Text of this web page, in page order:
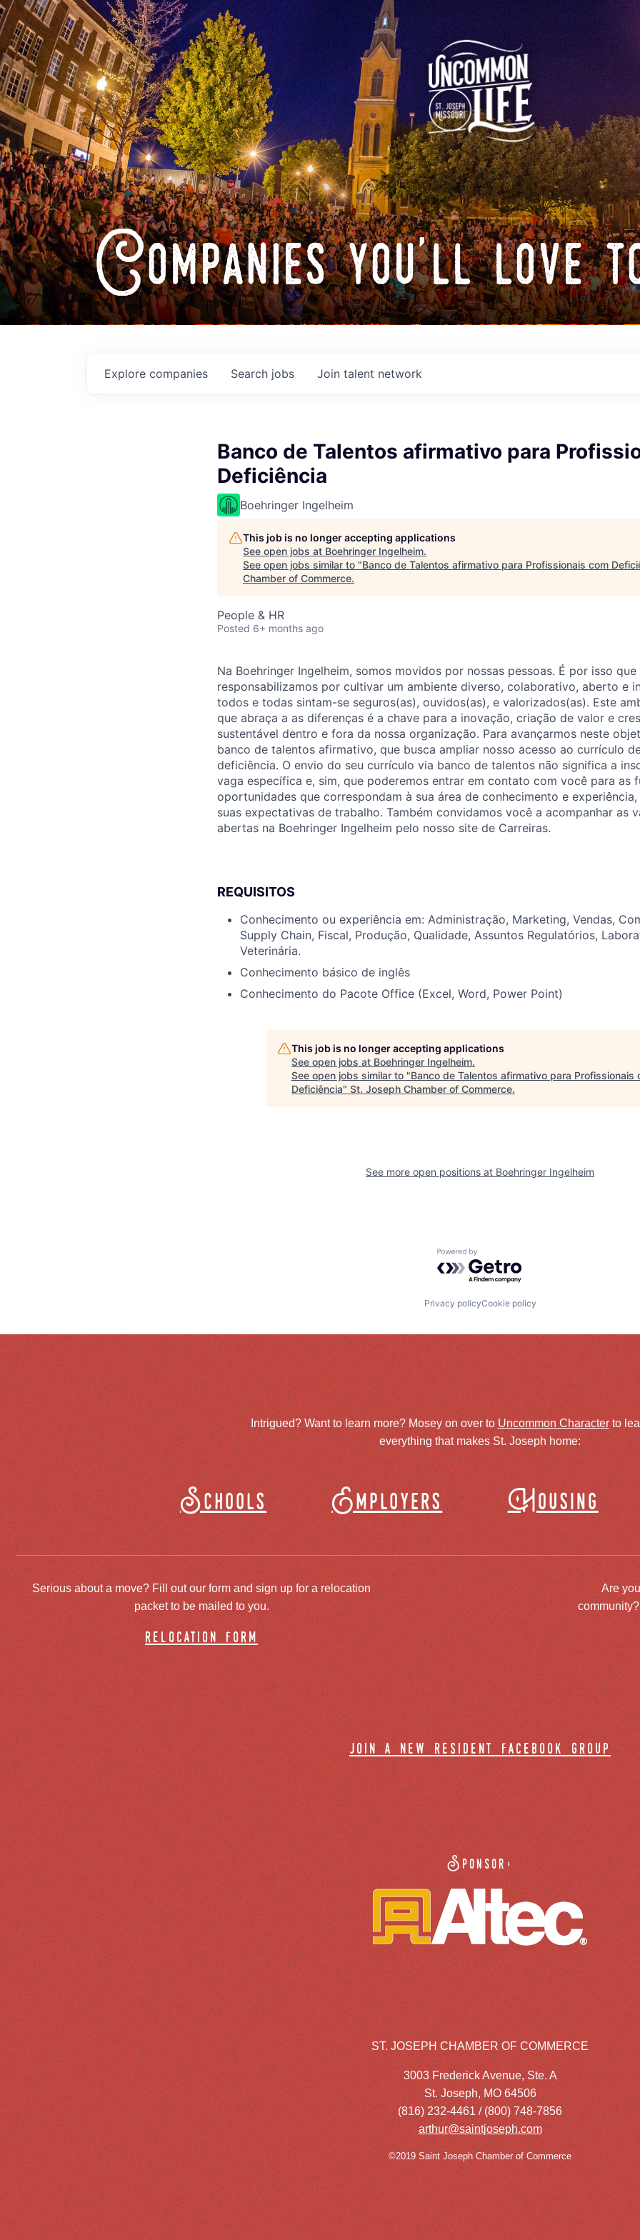
Companies you'll love
Search jobs
Explore companies Join talent network
Banco de Talentos afirmativo para
Deficiência
Boehringer Ingelheim
This job is no longer accepting applications
See open jobs at Boehringer Ingelheim.
See open jobs similar to "Banco de Talentos afirmativo para Profissionais com
Chamber of Commerce.
People & HR
Posted 6+ months ago
Na Boehringer Ingelheim, somos movidos por nossas pessoas. É por isso que
responsabilizamos por cultivar um ambiente diverso, colaborativo, aberto e
todos e todas sintam-se seguros(as), ouvidos(as), e valorizados(as). Este
que abraça a as diferenças é a chave para a inovação, criação de valor e
sustentável dentro e fora da nossa organização. Para avançarmos neste
banco de talentos afirmativo, que busca ampliar nosso acesso ao currículo
deficiência. O envio do seu currículo via banco de talentos não significa a
vaga específica e, sim, que poderemos entrar em contato com você para as
oportunidades que correspondam à sua área de conhecimento e
suas expectativas de trabalho. Também convidamos você a acompanhar as
abertas na Boehringer Ingelheim pelo nosso site de Carreiras.
REQUISITOS
Conhecimento ou experiência em: Administração, Marketing, Vendas,
Supply Chain, Fiscal, Produção, Qualidade, Assuntos Regulatórios,
Veterinária.
Conhecimento básico de inglês
Conhecimento do Pacote Office (Excel, Word, Power Point)
This job is no longer accepting applications
See open jobs at Boehringer Ingelheim.
See open jobs similar to "Banco de Talentos afirmativo para Profissionais
Deficiência" St. Joseph Chamber of Commerce.
See more open positions at Boehringer Ingelheim
Powered by Getro.com
Privacy policyCookie policy
Intrigued? Want to learn more? Mosey on over to Uncommon Characterto
everything that makes St. Joseph home:
Schools Employers Housing
Serious about a move? Fill out our form and sign up for a relocation
packet to be mailed to you.
relocation form
Are
join a new resident facebook group
Sponsor:
ST. JOSEPH CHAMBER OF COMMERCE
3003 Frederick Avenue, Ste. A
St. Joseph, MO 64506
(816) 232-4461 / (800) 748-7856
arthur@saintjoseph.com
©2019 Saint Joseph Chamber of Commerce